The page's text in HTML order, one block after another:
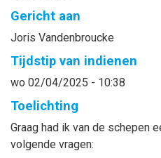
Gericht aan
Joris Vandenbroucke
Tijdstip van indienen
wo 02/04/2025 - 10:38
Toelichting
Graag had ik van de schepen
volgende vragen: